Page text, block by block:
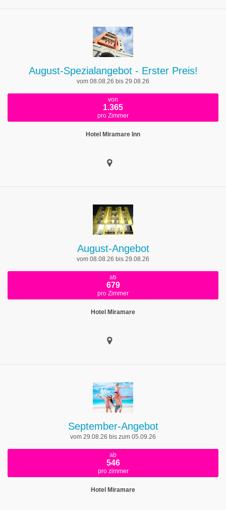
August-Spezialangebot - Erster Preis!
vom 08.08.26 bis 29.08.26
von
1.365
pro Zimmer
Hotel Miramare Inn
August-Angebot
vom 08.08.26 bis 29.08.26
ab
679
pro Zimmer
Hotel Miramare
September-Angebot
vom 29.08.26 bis zum 05.09.26
ab
546
pro zimmer
Hotel Miramare